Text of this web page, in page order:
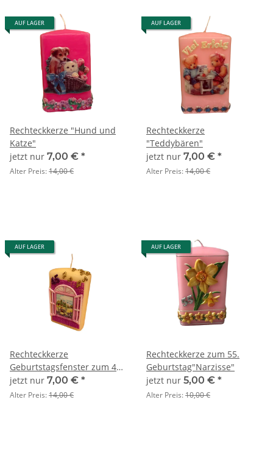
AUF LAGER
Rechteckkerze "Hund und
Katze"
jetzt nur 7,00 € *
Alter Preis:14,00 €
AUF LAGER
Rechteckkerze
"Teddybären"
jetzt nur 7,00 € *
Alter Preis:14,00 €
AUF LAGER
Rechteckkerze
Geburtstagsfenster zum 45.
Geburtstag 13x8 cm
jetzt nur 7,00 € *
Alter Preis:14,00 €
AUF LAGER
Rechteckkerze zum 55.
Geburtstag"Narzisse"
jetzt nur 5,00 € *
Alter Preis:10,00 €